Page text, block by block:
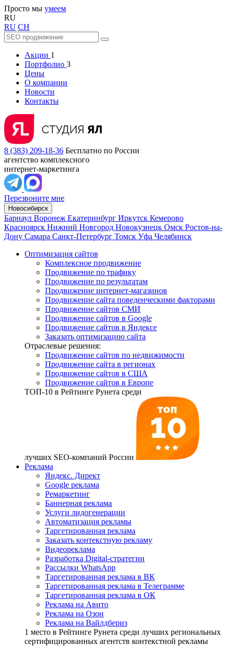
Просто мы умеем
RU
RU CH
Акции 1
Портфолио 3
Цены
О компании
Новости
Контакты
8 (383) 209-18-36 Бесплатно по России
агентство комплексного
интернет-маркетинга
Перезвоните мне
Новосибирск
Барнаул Воронеж Екатеринбург Иркутск Кемерово
Красноярск Нижний Новгород Новокузнецк Омск Ростов-на-
Дону Самара Санкт-Петербург Томск Уфа Челябинск
Оптимизация сайтов
Комплексное продвижение
Продвижение по трафику
Продвижение по результатам
Продвижение интернет-магазинов
Продвижение сайта поведенческими факторами
Продвижение сайтов СМИ
Продвижение сайтов в Google
Продвижение сайтов в Яндексе
Заказать оптимизацию сайта
Отраслевые решения:
Продвижение сайтов по недвижимости
Продвижение сайта в регионах
Продвижение сайтов в США
Продвижение сайтов в Европе
ТОП-10 в Рейтинге Рунета среди
лучших SEO-компаний России
Реклама
Яндекс. Директ
Google реклама
Ремаркетинг
Баннерная реклама
Услуги лидогенерации
Автоматизация рекламы
Таргетированная реклама
Заказать контекстную рекламу
Видеореклама
Разработка Digital-стратегии
Рассылки WhatsApp
Таргетированная реклама в ВК
Таргетированная реклама в Телеграмме
Таргетированная реклама в ОК
Реклама на Авито
Реклама на Озон
Реклама на Вайлдбериз
1 место в Рейтинге Рунета cреди лучших региональных
сертифицированных агентств контекстной рекламы